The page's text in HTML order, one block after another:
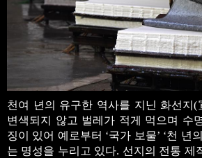
천여 년의 유구한 역사를 지닌 화선지
변색되지 않고 벌레가 적게 먹으며 수
징이 있어 예로부터 ‘국가 보물’ ‘천 년
는 명성을 누리고 있다. 선지의 전통 제